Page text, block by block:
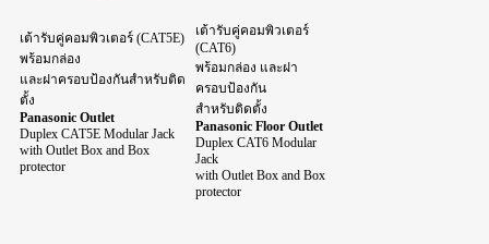
เต้ารับคู่คอมพิวเตอร์ (CAT5E)
พร้อมกล่อง
และฝาครอบป้องกันสำหรับติด
ตั้ง
Panasonic Outlet
Duplex CAT5E Modular Jack
with Outlet Box and Box
protector
เต้ารับคู่คอมพิวเตอร์
(CAT6)
พร้อมกล่อง และฝา
ครอบป้องกัน
สำหรับติดตั้ง
Panasonic Floor Outlet
Duplex CAT6 Modular
Jack
with Outlet Box and Box
protector